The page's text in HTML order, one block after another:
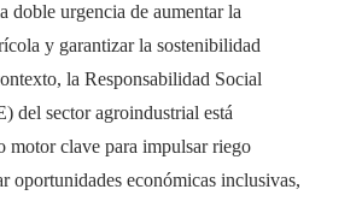
doble urgencia de aumentar la
y garantizar la sostenibilidad
la Responsabilidad Social
del sector agroindustrial está
motor clave para impulsar riego
oportunidades económicas inclusivas,